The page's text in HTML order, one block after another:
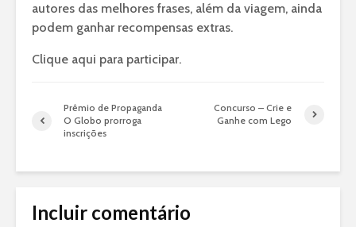
autores das melhores frases, além da viagem, ainda
podem ganhar recompensas extras.
Clique aqui para participar.
Prêmio de Propaganda
O Globo prorroga
inscrições
Concurso – Crie e
Ganhe com Lego
Incluir comentário